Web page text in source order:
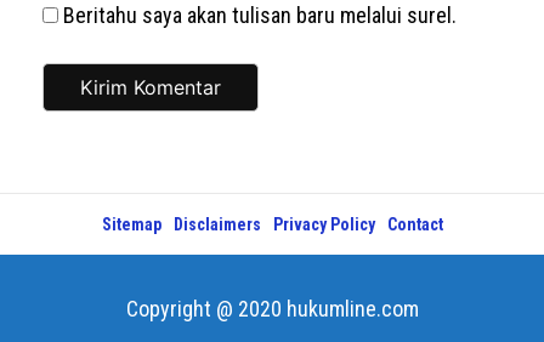
Beritahu saya akan tulisan baru melalui surel.
Sitemap Disclaimers Privacy Policy Contact
Copyright @ 2020 hukumline.com